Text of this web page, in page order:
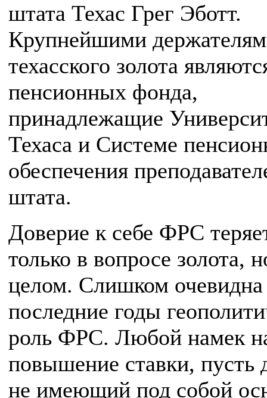
штата Техас Грег Эботт.
Крупнейшими
техасского золота
пенсионных фонда,
принадлежащие
Техаса и Системе
обеспечения
штата.
Доверие к себе ФРС
только в вопросе золота,
целом. Слишком очевидна
последние годы
роль ФРС. Любой намек
повышение ставки, пусть
не имеющий под собой